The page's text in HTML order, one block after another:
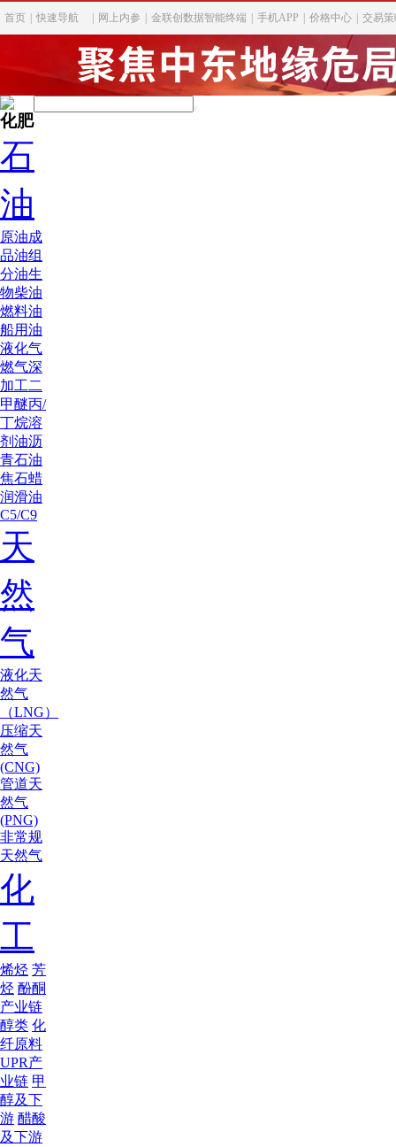
首页 快速导航 网上内参 金联创数据智能终端 手机APP 价格中心 交易
化肥
石
油
原油成
品油组
分油生
物柴油
燃料油
船用油
液化气
燃气深
加工二
甲醚丙/
丁烷溶
剂油沥
青石油
焦石蜡
润滑油
C5/C9
天
然
气
液化天
然气
（LNG）
压缩天
然气
(CNG)
管道天
然气
(PNG)
非常规
天然气
化
工
烯烃 芳
烃 酚酮
产业链
醇类 化
纤原料
UPR产
业链 甲
醇及下
游 醋酸
及下游